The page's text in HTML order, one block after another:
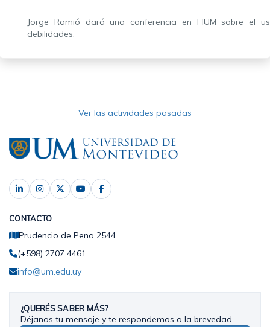
Jorge Ramió dará una conferencia en FIUM sobre el
debilidades.
Ver las actividades pasadas
CONTACTO
Prudencio de Pena 2544
(+598) 2707 4461
info@um.edu.uy
¿QUERÉS SABER MÁS?
Déjanos tu mensaje y te respondemos a la brevedad.